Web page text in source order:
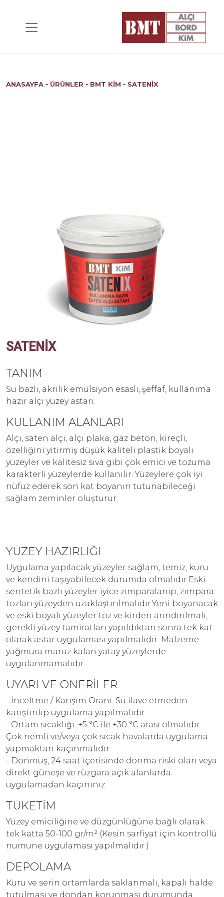
ANASAYFA - ÜRÜNLER - BMT KİM - SATENIX
SATENIX
TANIM
Su bazlı, akrilik emülsiyon esaslı, şeffaf, kullanıma
hazır alçı yüzey astarı.
KULLANIM ALANLARI
Alçı, saten alçı, alçı plaka, gaz beton, kireçli,
özelliğini yitirmiş düşük kaliteli plastik boyalı
yüzeyler ve kalitesiz sıva gibi çok emici ve tozuma
karakterli yüzeylerde kullanılır. Yüzeylere çok iyi
nüfuz ederek son kat boyanın tutunabileceği
sağlam zeminler oluşturur.
YÜZEY HAZIRLIĞI
Uygulama yapılacak yüzeyler sağlam, temiz, kuru
ve kendini taşıyabilecek durumda olmalıdır.Eski
sentetik bazlı yüzeyler iyice zımparalanıp, zımpara
tozları yüzeyden uzaklaştırılmalıdır.Yeni boyanacak
ve eski boyalı yüzeyler toz ve kirden arındırılmalı,
gerekli yüzey tamiratları yapıldıktan sonra tek kat
olarak astar uygulaması yapılmalıdır. Malzeme
yağmura maruz kalan yatay yüzeylerde
uygulanmamalıdır.
UYARI VE ÖNERİLER
- İnceltme / Karışım Oranı: Su ilave etmeden
karıştırılıp uygulama yapılmalıdır
- Ortam sıcaklığı: +5 °C ile +30 °C arası olmalıdır.
Çok nemli ve/veya çok sıcak havalarda uygulama
yapmaktan kaçınmalıdır
- Donmuş, 24 saat içerisinde donma riski olan veya
direkt güneşe ve rüzgara açık alanlarda
uygulamadan kaçınınız.
TÜKETİM
Yüzey emiciliğine ve düzgünlüğüne bağlı olarak
tek katta 50-100 gr/m² (Kesin sarfiyat için kontrollü
numune uygulaması yapılmalıdır.)
DEPOLAMA
Kuru ve serin ortamlarda saklanmalı, kapalı halde
tutulması ve dondan korunması durumunda